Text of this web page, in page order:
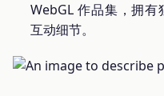
WebGL 作品集，拥
互动细节。